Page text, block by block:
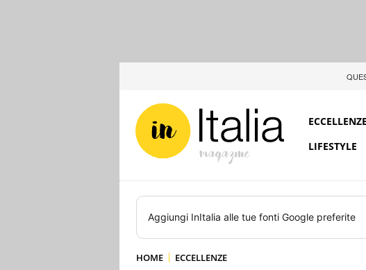
ECCELLENZE
LIFESTYLE
Aggiungi InItalia alle tue fonti Google preferite
HOME ECCELLENZE